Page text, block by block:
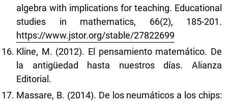
algebra with implications for teaching. Educational
studies in mathematics, 66(2), 185-201.
https://www.jstor.org/stable/27822699
Kline, M. (2012). El pensamiento matemático. De
la antigüedad hasta nuestros días. Alianza
Editorial.
Massare, B. (2014). De los neumáticos a los chips: